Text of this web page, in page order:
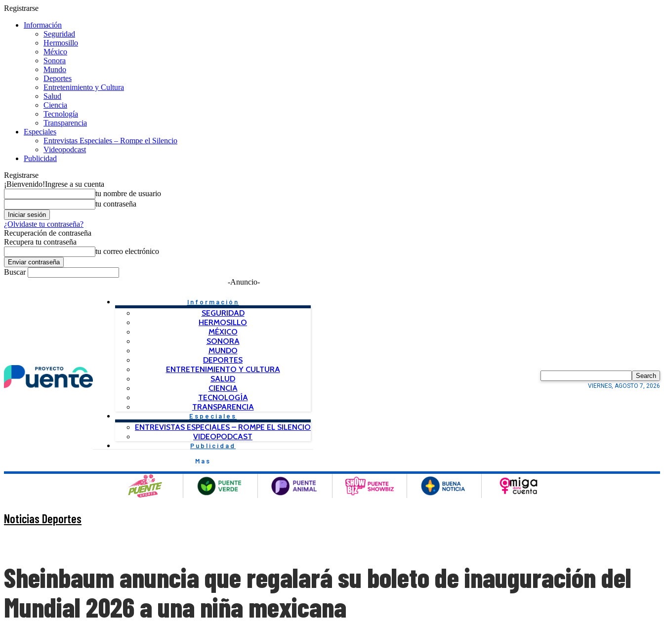
Registrarse
Información
Seguridad
Hermosillo
México
Sonora
Mundo
Deportes
Entretenimiento y Cultura
Salud
Ciencia
Tecnología
Transparencia
Especiales
Entrevistas Especiales – Rompe el Silencio
Videopodcast
Publicidad
Registrarse
¡Bienvenido!Ingrese a su cuenta
tu nombre de usuario
tu contraseña
¿Olvidaste tu contraseña?
Recuperación de contraseña
Recupera tu contraseña
tu correo electrónico
Buscar
-Anuncio-
Información
SEGURIDAD
HERMOSILLO
MÉXICO
SONORA
MUNDO
DEPORTES
ENTRETENIMIENTO Y CULTURA
SALUD
CIENCIA
TECNOLOGÍA
TRANSPARENCIA
Especiales
ENTREVISTAS ESPECIALES – ROMPE EL SILENCIO
VIDEOPODCAST
Publicidad
Mas
Search
VIERNES, AGOSTO 7, 2026
Noticias Deportes
Sheinbaum anuncia que regalará su boleto de inauguración del
Mundial 2026 a una niña mexicana